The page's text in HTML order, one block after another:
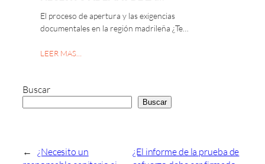
El proceso de apertura y las exigencias
documentales en la región madrileña ¿Te…
LEER MAS…
Buscar
Buscar
←
¿Necesito un
¿El informe de la prueba de